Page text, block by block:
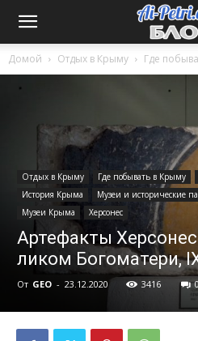
Домой Отдых в Крыму Где
Отдых в Крыму Где побывать в Крыму
История Крыма
Музеи и исторические
Музеи Крыма
Херсонес
Артефакты
ликом Богоматери,
От GEO - 23.12.2020 3416 0